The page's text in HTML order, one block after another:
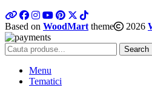
Based on WoodMart theme 2026
Search
Menu
Tematici